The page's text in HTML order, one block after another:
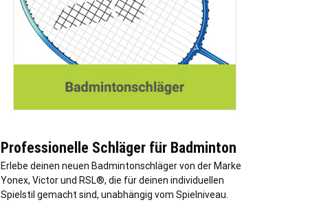
Professionelle Schläger für Badminton
Erlebe deinen neuen Badmintonschläger von der Marke
Yonex, Victor und RSL®, die für deinen individuellen
Spielstil gemacht sind, unabhängig vom Spielniveau.